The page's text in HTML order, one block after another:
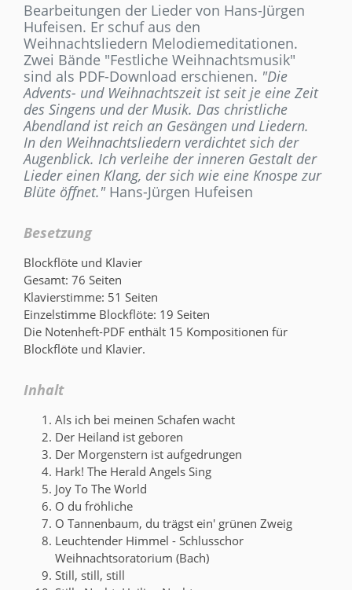
Bearbeitungen der Lieder von Hans-Jürgen
Hufeisen. Er schuf aus den
Weihnachtsliedern Melodiemeditationen.
Zwei Bände "Festliche Weihnachtsmusik"
sind als PDF-Download erschienen. "Die
Advents- und Weihnachtszeit ist seit je eine Zeit
des Singens und der Musik. Das christliche
Abendland ist reich an Gesängen und Liedern.
In den Weihnachtsliedern verdichtet sich der
Augenblick. Ich verleihe der inneren Gestalt der
Lieder einen Klang, der sich wie eine Knospe zur
Blüte öffnet."Hans-Jürgen Hufeisen
Besetzung
Blockflöte und Klavier
Gesamt: 76 Seiten
Klavierstimme: 51 Seiten
Einzelstimme Blockflöte: 19 Seiten
Die Notenheft-PDF enthält 15 Kompositionen für
Blockflöte und Klavier.
Inhalt
Als ich bei meinen Schafen wacht
Der Heiland ist geboren
Der Morgenstern ist aufgedrungen
Hark! The Herald Angels Sing
Joy To The World
O du fröhliche
O Tannenbaum, du trägst ein' grünen Zweig
Leuchtender Himmel - Schlusschor
Weihnachtsoratorium (Bach)
Still, still, still